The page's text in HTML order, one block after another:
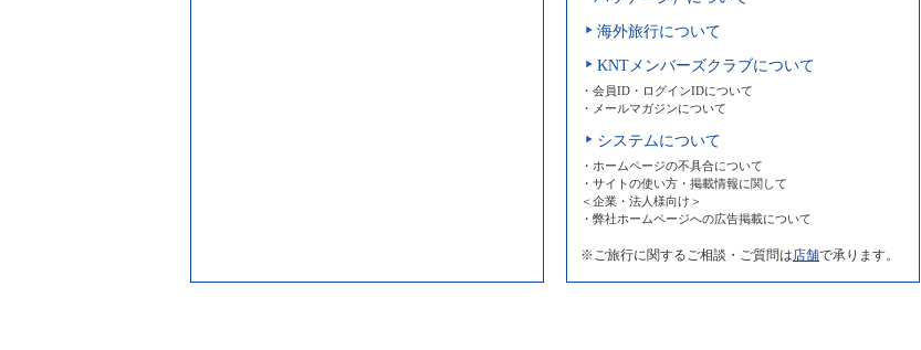
海外旅行について
KNTメンバーズクラブについて
・会員ID・ログインIDについて
・メールマガジンについて
システムについて
・ホームページの不具合について
・サイトの使い方・掲載情報に関して
＜企業・法人様向け＞
・弊社ホームページへの広告掲載について
※ご旅行に関するご相談・ご質問は店舗で承ります。